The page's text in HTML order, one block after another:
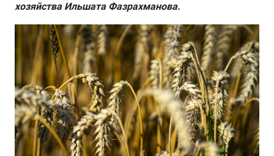
хозяйства Ильшата Фазрахманова.